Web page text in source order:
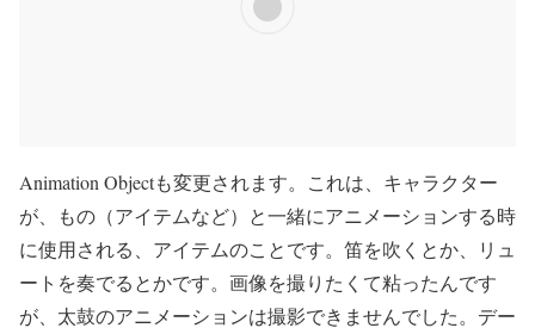
Animation Objectも変更されます。これは、キャラクター
が、もの（アイテムなど）と一緒にアニメーションする時
に使用される、アイテムのことです。笛を吹くとか、リュ
ートを奏でるとかです。画像を撮りたくて粘ったんです
が、太鼓のアニメーションは撮影できませんでした。デー